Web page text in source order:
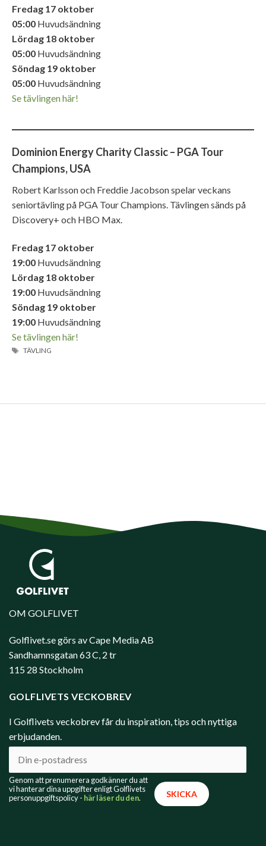
Fredag 17 oktober
05:00 Huvudsändning
Lördag 18 oktober
05:00 Huvudsändning
Söndag 19 oktober
05:00 Huvudsändning
Se tävlingen här!
Dominion Energy Charity Classic – PGA Tour
Champions, USA
Robert Karlsson och Freddie Jacobson spelar veckans
seniortävling på PGA Tour Champions. Tävlingen sänds på
Discovery+ och HBO Max.
Fredag 17 oktober
19:00 Huvudsändning
Lördag 18 oktober
19:00 Huvudsändning
Söndag 19 oktober
19:00 Huvudsändning
Se tävlingen här!
ETIKETTER
TÄVLING
OM GOLFLIVET
Golflivet.se görs av Cape Media AB
Sandhamnsgatan 63 C, 2 tr
115 28 Stockholm
GOLFLIVETS VECKOBREV
I Golflivets veckobrev får du inspiration, tips och nyttiga
erbjudanden.
Genom att prenumerera godkänner du att
vi hanterar dina uppgifter enligt Golflivets
personuppgiftspolicy - här läser du den.